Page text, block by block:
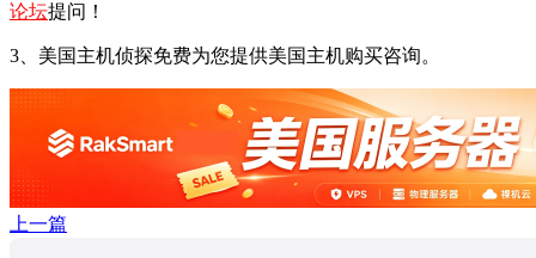
论坛提问！
3、美国主机侦探免费为您提供美国主机购买咨询。
上一篇